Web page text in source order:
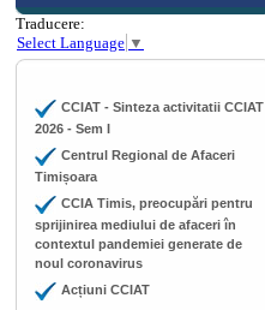
Traducere:
Select Language ▼
CCIAT - Sinteza activitatii CCIAT
2026 - Sem I
Centrul Regional de Afaceri
Timișoara
CCIA Timis, preocupări pentru
sprijinirea mediului de afaceri în
contextul pandemiei generate de
noul coronavirus
Acțiuni CCIAT